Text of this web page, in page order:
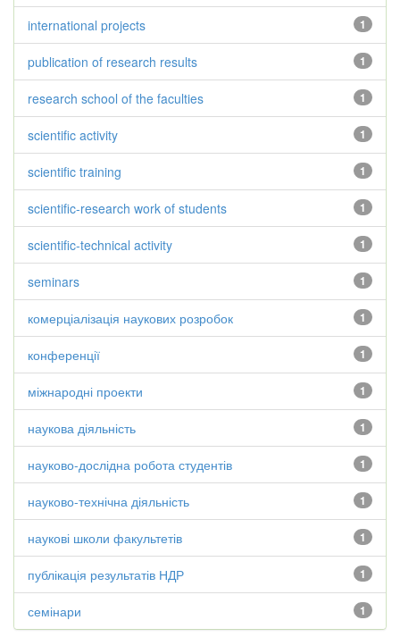
1
international projects
1
publication of research results
1
research school of the faculties
1
scientific activity
1
scientific training
1
scientific-research work of students
1
scientific-technical activity
1
seminars
1
комерціалізація наукових розробок
1
конференції
1
міжнародні проекти
1
наукова діяльність
1
науково-дослідна робота студентів
1
науково-технічна діяльність
1
наукові школи факультетів
1
публікація результатів НДР
1
семінари